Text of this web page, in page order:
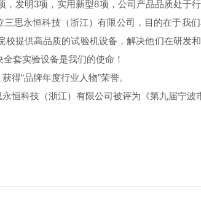
发明3项，实用新型8项，公司产品品质处于
思永恒科技（浙江）有限公司，目的在于我
提供高品质的试验机设备，解决他们在研发
套实验设备是我们的使命！
得“品牌年度行业人物”荣誉。
恒科技（浙江）有限公司被评为《第九届宁波